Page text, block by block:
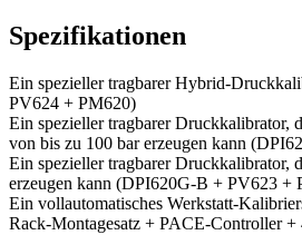
Spezifikationen
Ein spezieller tragbarer Hybrid-
PV624 + PM620)
Ein spezieller tragbarer Druckkalibrator,
von bis zu 100 bar erzeugen kann
Ein spezieller tragbarer Druckkalibrator,
erzeugen kann (DPI620G-B + PV623 +
Ein vollautomatisches Werkstatt-
Rack-Montagesatz + PACE-Controller +